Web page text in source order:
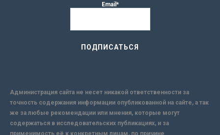
Email*
Администрация сайта не несет никакой ответственности за
точность содержания информации опубликованной на сайте, а так
же за любые рекомендации или мнения, которые могут
содержаться в исследовательских публикациях, и за